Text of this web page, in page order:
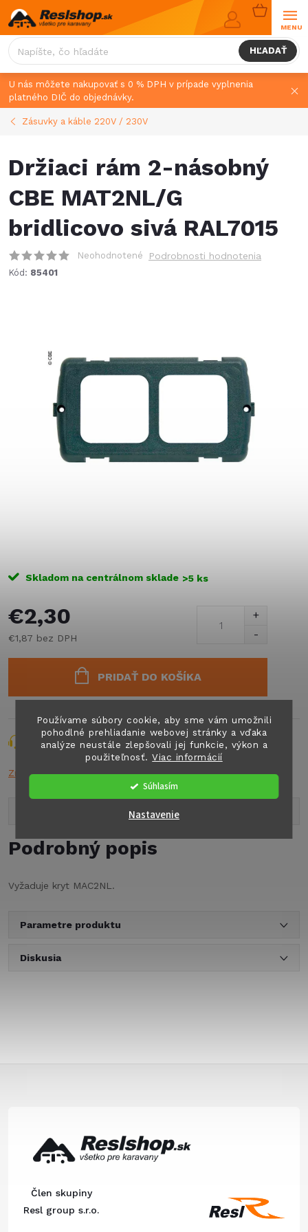
Používame súbory cookie, aby sme vám umožnili
pohodlné prehliadanie webovej stránky a vďaka
analýze neustále zlepšovali jej funkcie, výkon a
použiteľnosť.Viac informácií
Súhlasím
Nastavenie
Prejsť
na
obsah
HĽADAŤ
KOŠÍK
U nás môžete nakupovať s 0 % DPH v prípade vyplnenia
platného DIČ do objednávky.
Zásuvky a káble 220V / 230V
Držiaci rám 2-násobný
CBE MAT2NL/G
bridlicovo sivá RAL7015
Neohodnotené Podrobnosti hodnotenia
Kód: 85401
Skladom na centrálnom sklade >5 ks
€2,30
€1,87 bez DPH
PRIDAŤ DO KOŠÍKA
Opýtať sa Strážiť Zdieľať
Značka:CBE
Podrobný popis
Vyžaduje kryt MAC2NL.
Parametre produktu
Diskusia
Člen skupiny
Resl group s.r.o.